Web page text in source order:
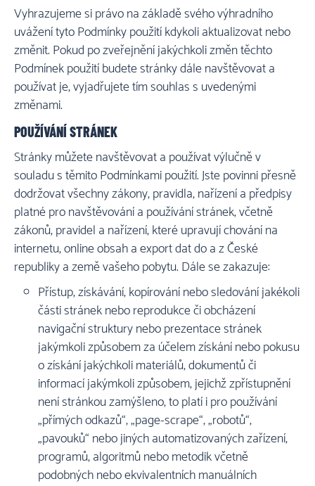
Vyhrazujeme si právo na základě svého výhradního
uvážení tyto Podmínky použití kdykoli aktualizovat nebo
změnit. Pokud po zveřejnění jakýchkoli změn těchto
Podmínek použití budete stránky dále navštěvovat a
používat je, vyjadřujete tím souhlas s uvedenými
změnami.
POUŽÍVÁNÍ STRÁNEK
Stránky můžete navštěvovat a používat výlučně v
souladu s těmito Podmínkami použití. Jste povinni přesně
dodržovat všechny zákony, pravidla, nařízení a předpisy
platné pro navštěvování a používání stránek, včetně
zákonů, pravidel a nařízení, které upravují chování na
internetu, online obsah a export dat do a z České
republiky a země vašeho pobytu. Dále se zakazuje:
Přístup, získávání, kopírování nebo sledování jakékoli
části stránek nebo reprodukce či obcházení
navigační struktury nebo prezentace stránek
jakýmkoli způsobem za účelem získání nebo pokusu
o získání jakýchkoli materiálů, dokumentů či
informací jakýmkoli způsobem, jejichž zpřístupnění
není stránkou zamýšleno, to platí i pro používání
„přímých odkazů“, „page-scrape“, „robotů“,
„pavouků“ nebo jiných automatizovaných zařízení,
programů, algoritmů nebo metodik včetně
podobných nebo ekvivalentních manuálních